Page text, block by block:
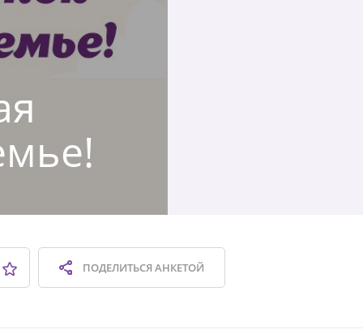
ПОДЕЛИТЬСЯАНКЕТОЙ